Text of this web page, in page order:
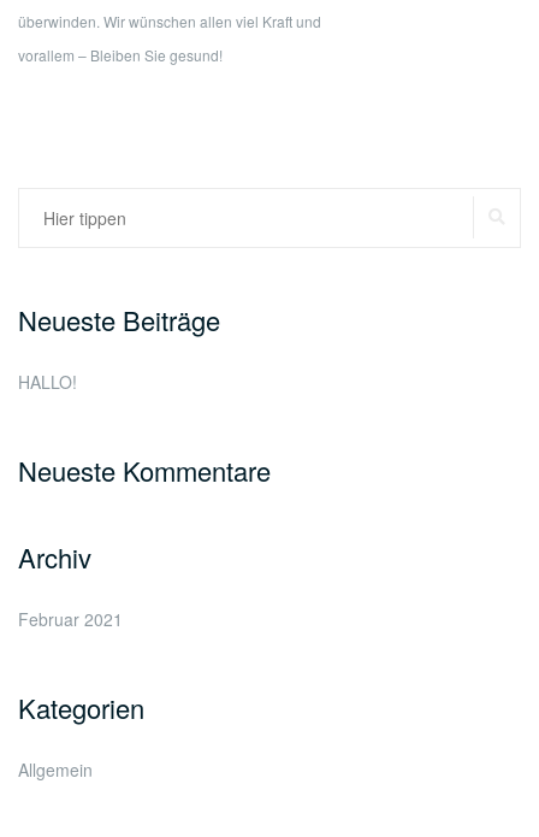
überwinden. Wir wünschen allen viel Kraft und
vorallem – Bleiben Sie gesund!
Suchen
Neueste Beiträge
HALLO!
Neueste Kommentare
Archiv
Februar 2021
Kategorien
Allgemein